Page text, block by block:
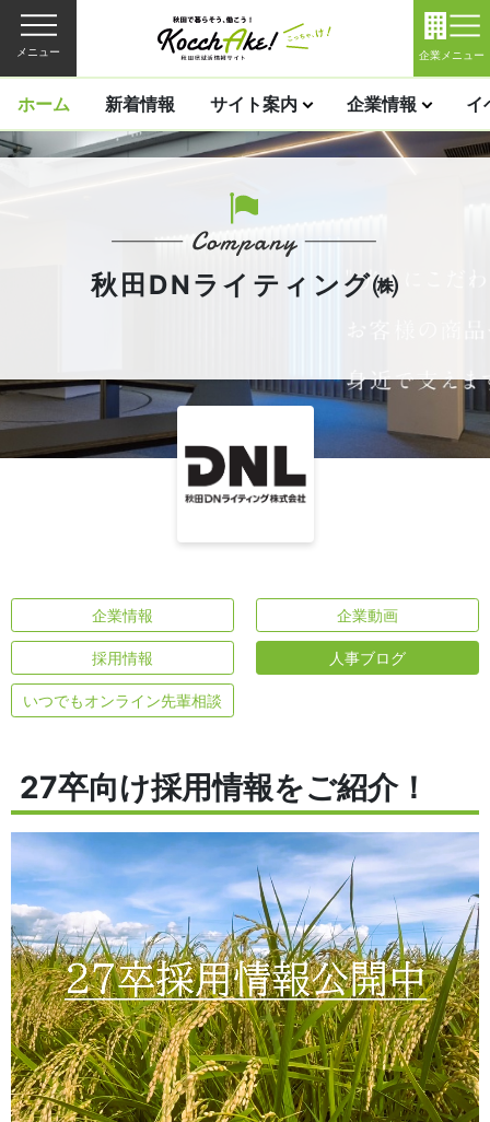
メニュー 企業メニュー
ホーム 新着情報 サイト案内 企業情報 イ
秋田DNライティング㈱
企業情報 企業動画
採用情報 人事ブログ
いつでもオンライン先輩相談
27卒向け採用情報をご紹介！